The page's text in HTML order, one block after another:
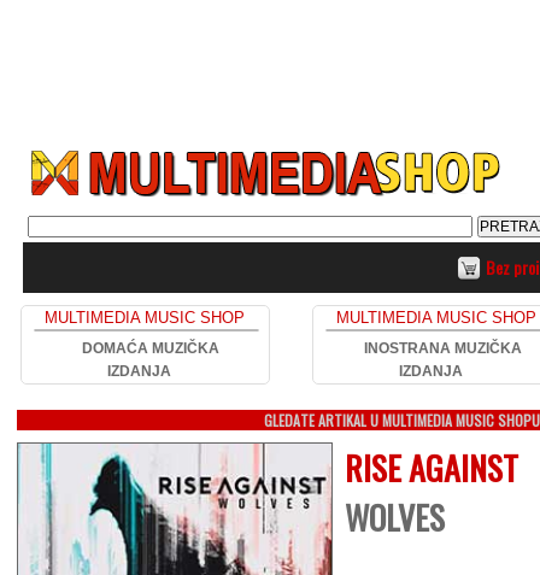
Bez
MULTIMEDIA MUSIC SHOP
DOMAĆA MUZIČKA
IZDANJA
MULTIMEDIA MUSIC SHOP
INOSTRANA MUZIČKA
IZDANJA
GLEDATE ARTIKAL U MULTIMEDIA MUSIC SHOPU
RISE AGAINST
WOLVES